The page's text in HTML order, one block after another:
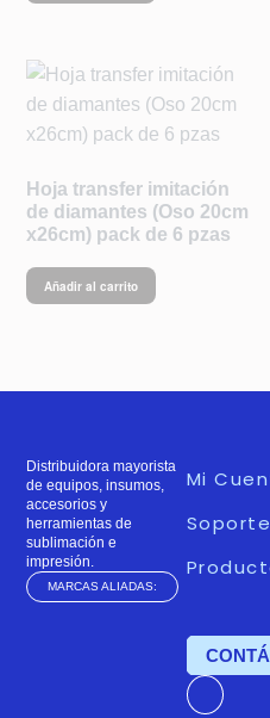
Hoja transfer imitación
de diamantes (Oso 20cm
x26cm) pack de 6 pzas
Añadir al carrito
Distribuidora mayorista
de equipos, insumos,
accesorios y
herramientas de
sublimación e
impresión.
MARCAS ALIADAS:
Mi
Soporte